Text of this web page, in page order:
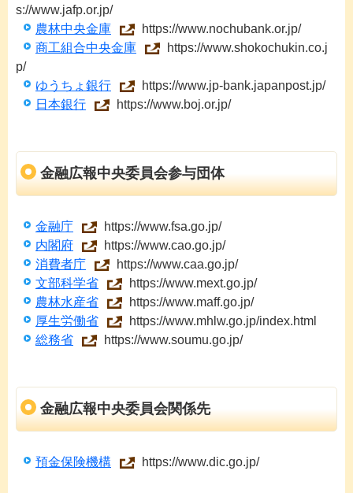
s://www.jafp.or.jp/
農林中央金庫
https://www.nochubank.or.jp/
商工組合中央金庫
https://www.shokochukin.co.j
p/
ゆうちょ銀行
https://www.jp-bank.japanpost.jp/
日本銀行
https://www.boj.or.jp/
金融広報中央委員会参与団体
金融庁
https://www.fsa.go.jp/
内閣府
https://www.cao.go.jp/
消費者庁
https://www.caa.go.jp/
文部科学省
https://www.mext.go.jp/
農林水産省
https://www.maff.go.jp/
厚生労働省
https://www.mhlw.go.jp/index.html
総務省
https://www.soumu.go.jp/
金融広報中央委員会関係先
預金保険機構 https://www.dic.go.jp/